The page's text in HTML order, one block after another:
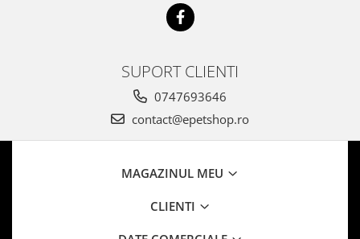
SUPORT CLIENTI
0747693646
contact@epetshop.ro
MAGAZINUL MEU
CLIENTI